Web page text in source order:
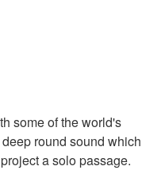
some of the world's
round sound which
a solo passage.